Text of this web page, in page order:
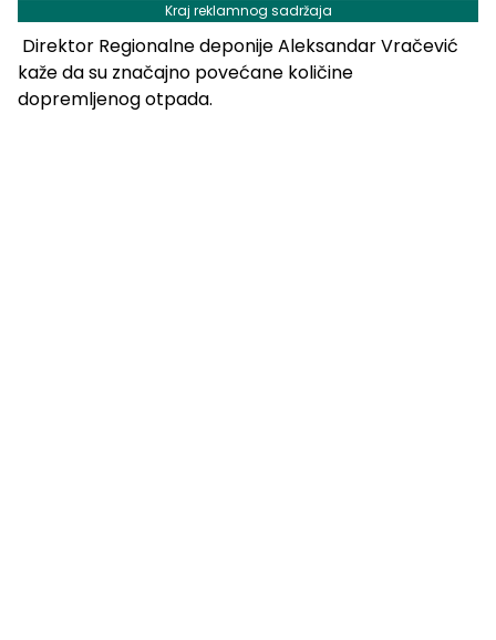
Kraj reklamnog sadržaja
Direktor Regionalne deponije Aleksandar Vračević
kaže da su značajno povećane količine
dopremljenog otpada.